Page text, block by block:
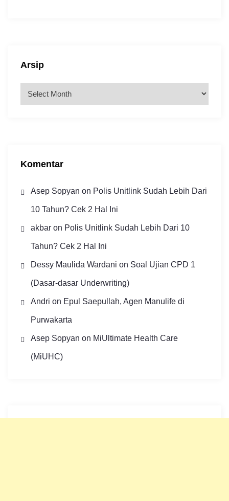
Arsip
Komentar
Asep Sopyan on Polis Unitlink Sudah Lebih Dari
10 Tahun? Cek 2 Hal Ini
akbaron Polis Unitlink Sudah Lebih Dari 10
Tahun? Cek 2 Hal Ini
Dessy Maulida Wardani on Soal Ujian CPD 1
(Dasar-dasar Underwriting)
Andri on Epul Saepullah, Agen Manulife di
Purwakarta
Asep Sopyan on MiUltimate Health Care
(MiUHC)